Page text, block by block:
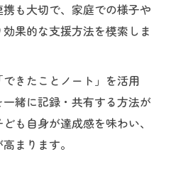
も大切で、家庭での様子や
果的な支援方法を模索しま
きたことノート」を活用
緒に記録・共有する方法が
も自身が達成感を味わい、
まります。